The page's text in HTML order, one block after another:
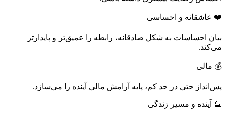
❤️ عاشقانه و احساسی
بیان احساسات به شکل صادقانه، رابطه را عمیق‌تر و پایدارتر
می‌کند.
💰 مالی
پس‌انداز حتی در حد کم، پایه آرامش مالی آینده را می‌سازد.
🔮 آینده و مسیر زندگی